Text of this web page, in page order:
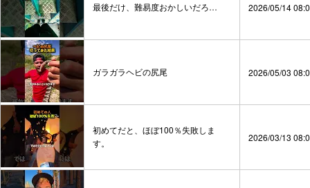
最後だけ、難易度おかしいだろ… 2026/05/14
ガラガラヘビの尻尾 2026/05/03
初めてだと、ほぼ100％失敗しま
す。
2026/03/13